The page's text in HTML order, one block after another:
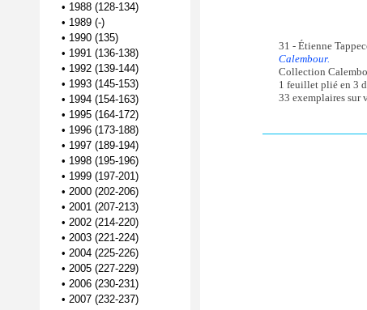
• 1988 (128-134)
• 1989 (-)
• 1990 (135)
• 1991 (136-138)
• 1992 (139-144)
• 1993 (145-153)
• 1994 (154-163)
• 1995 (164-172)
• 1996 (173-188)
• 1997 (189-194)
• 1998 (195-196)
• 1999 (197-201)
• 2000 (202-206)
• 2001 (207-213)
• 2002 (214-220)
• 2003 (221-224)
• 2004 (225-226)
• 2005 (227-229)
• 2006 (230-231)
• 2007 (232-237)
31 - Étienne
Calembour.
Collection
1 feuillet plié en 3
33 exemplaires sur